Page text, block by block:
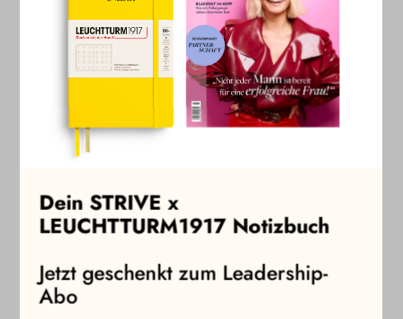
Du bist an einem Sponsoring oder einer
Kooperationspartnerschaft mit STRIVE interessiert? Dann
sende uns einfach eine E-Mail an: events@strive-
magazine.de und erhalte von uns weitere Informationen.
10
INKLUSIVE
Dein STRIVE x
LEUCHTTURM1917 Notizbuch
Jetzt geschenkt zum Leadership-
Abo